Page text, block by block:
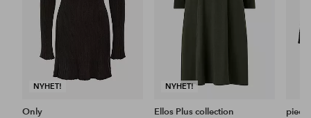
NYHET!
Only
NYHET!
Ellos Plus collection